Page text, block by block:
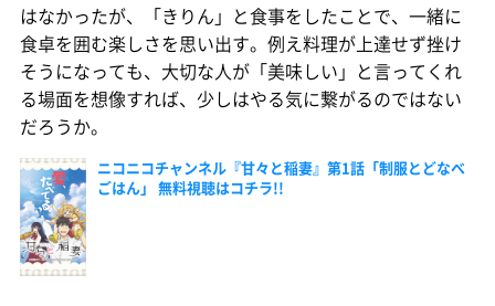
はなかったが、「きりん」と食事をしたことで、一緒に
食卓を囲む楽しさを思い出す。例え料理が上達せず挫け
そうになっても、大切な人が「美味しい」と言ってくれ
る場面を想像すれば、少しはやる気に繋がるのではない
だろうか。
ニコニコチャンネル『甘々と稲妻』第1話「制服とどなべ
ごはん」 無料視聴はコチラ!!